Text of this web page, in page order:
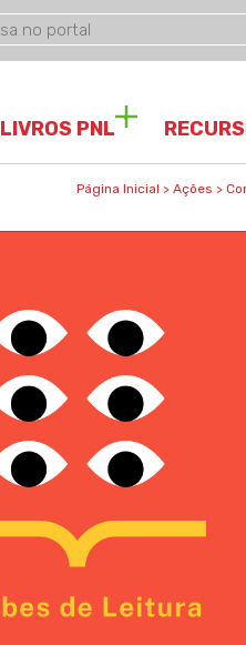
LIVROS PNL
Página Inicial > Ações >